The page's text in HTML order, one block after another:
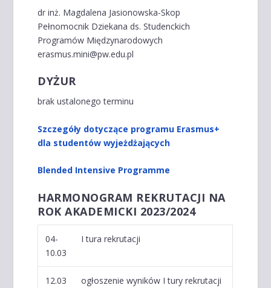
dr inż. Magdalena Jasionowska-Skop
Pełnomocnik Dziekana ds. Studenckich
Programów Międzynarodowych
erasmus.mini@pw.edu.pl
DYŻUR
brak ustalonego terminu
Szczegóły dotyczące programu Erasmus+
dla studentów wyjeżdżających
Blended Intensive Programme
HARMONOGRAM REKRUTACJI NA
ROK AKADEMICKI 2023/2024
04-
10.03
I tura rekrutacji
12.03 ogłoszenie wyników I tury rekrutacji